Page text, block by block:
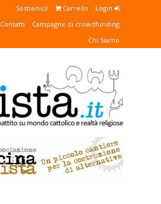
Login
Carrello
Sostienici!
Campagne di crowdfunding
Contatti
Chi Siamo